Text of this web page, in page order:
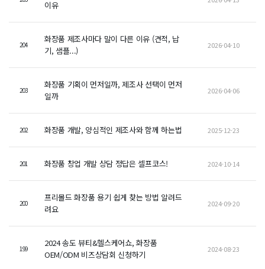
이유
204
화장품 제조사마다 말이 다른 이유 (견적, 납
기, 샘플...)
2026-04-10
203
화장품 기획이 먼저일까, 제조사 선택이 먼저
일까
2026-04-06
202 화장품 개발, 양심적인 제조사와 함께 하는법 2025-12-23
201 화장품 창업 개발 상담 정답은 셀프코스! 2024-10-14
200
프리몰드 화장품 용기 쉽게 찾는 방법 알려드
려요
2024-09-20
199
2024 송도 뷰티&헬스케어쇼, 화장품
OEM/ODM 비즈상담회 신청하기
2024-08-23